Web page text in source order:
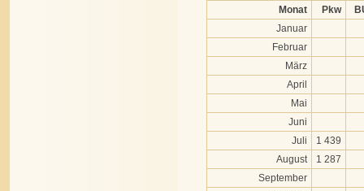
Monat
Pkw
Januar
Februar
März
April
Mai
Juni
Juli
1 439
August
1 287
September